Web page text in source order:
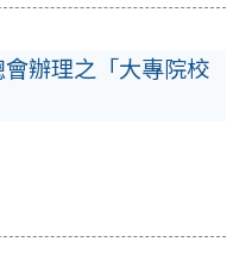
辦理之「大專院校